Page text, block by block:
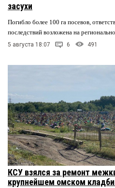
засухи
Погибло более 100 га посевов,
последствий возложена на
5 августа 18:07 6 491
КСУ взялся за ремонт
крупнейшем омском